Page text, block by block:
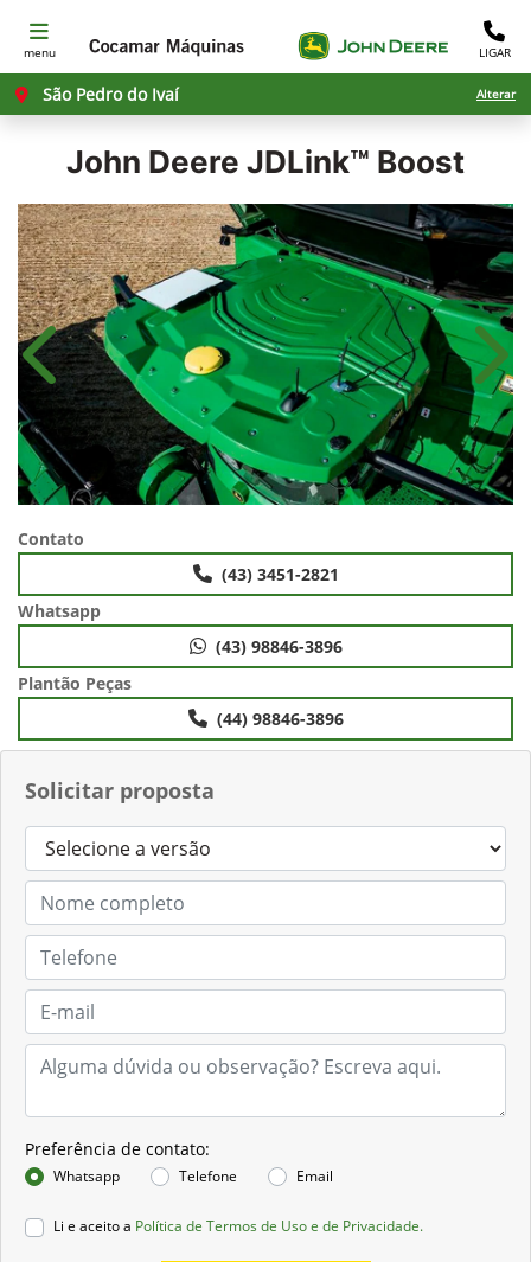
menu LIGAR
São Pedro do Ivaí Alterar
John Deere JDLink™ Boost
Solicitar proposta
Preferência de contato:
Whatsapp Telefone Email
Li e aceito a Política de Termos de Uso e de Privacidade.
Anterior
Contato
(43) 3451-2821
Whatsapp
(43) 98846-3896
Plantão Peças
(44) 98846-3896